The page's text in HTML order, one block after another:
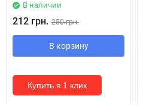
В наличии
212 грн. 250 грн.
В корзину
Купить в 1 клик